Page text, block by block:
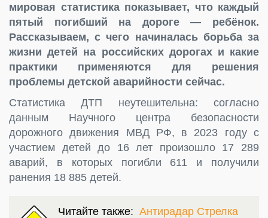
мировая статистика показывает, что каждый
пятый погибший на дороге — ребёнок.
Рассказываем, с чего начиналась борьба за
жизни детей на российских дорогах и какие
практики применяются для решения
проблемы детской аварийности сейчас.
Статистика ДТП неутешительна: согласно
данным Научного центра безопасности
дорожного движения МВД РФ, в 2023 году с
участием детей до 16 лет произошло 17 289
аварий, в которых погибли 611 и получили
ранения 18 885 детей.
Читайте также: Антирадар Стрелка